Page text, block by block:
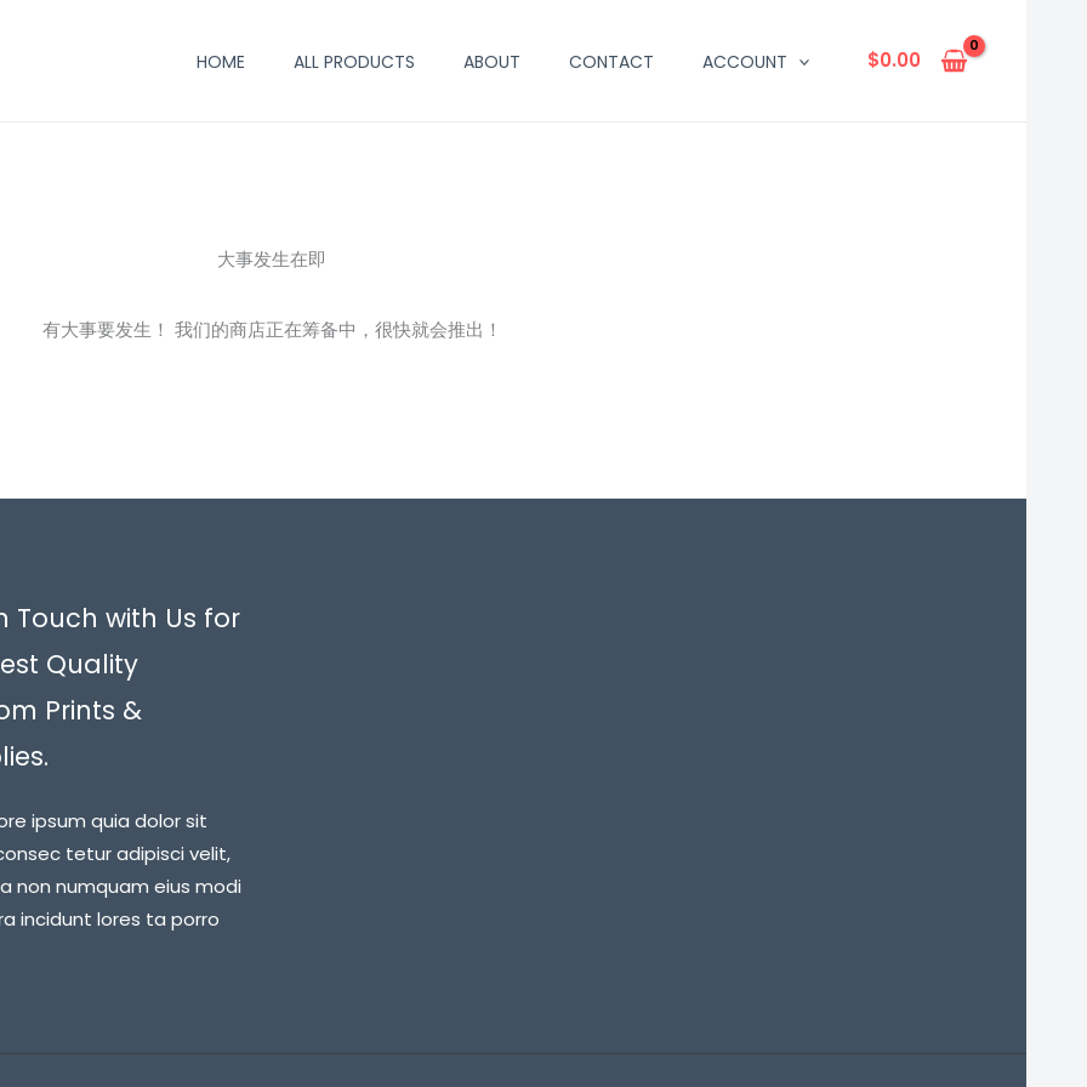
HOME ALL PRODUCTS ABOUT CONTACT ACCOUNT $0.00
大事发生在即
有大事要发生！ 我们的商店正在筹备中，很快就会推出！
Touch with Us for
Quality
Prints &
ipsum quia dolor sit
tetur adipisci velit,
non numquam eius modi
incidunt lores ta porro